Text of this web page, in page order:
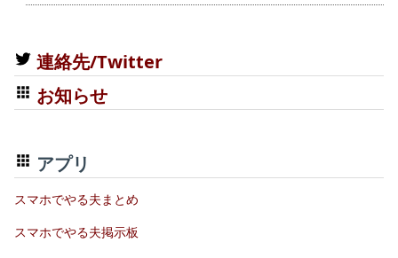
連絡先/Twitter
お知らせ
アプリ
スマホでやる夫まとめ
スマホでやる夫掲示板